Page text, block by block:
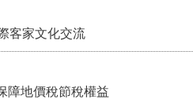
客家文化交流
障地價稅節稅權益